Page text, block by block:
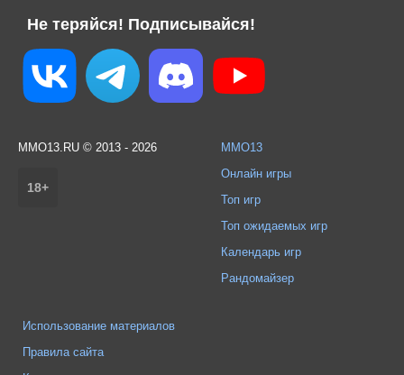
Не теряйся! Подписывайся!
MMO13.RU © 2013 - 2026
18+
MMO13
Онлайн игры
Топ игр
Топ ожидаемых игр
Календарь игр
Рандомайзер
Использование материалов
Правила сайта